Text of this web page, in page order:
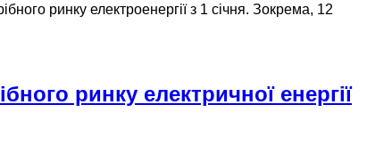
ринку електроенергії з 1 січня. Зокрема, 12
ринку електричної енергії